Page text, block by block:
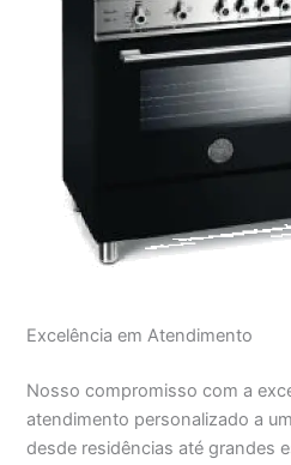
Excelência em Atendimento
Nosso compromisso com a
atendimento personalizado a
desde residências até grandes